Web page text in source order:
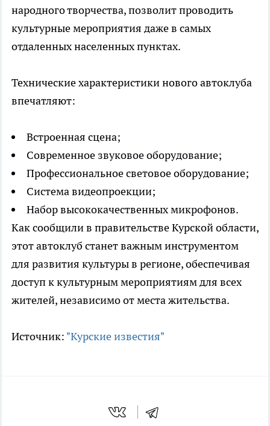
народного творчества, позволит проводить
культурные мероприятия даже в самых
отдаленных населенных пунктах.
Технические характеристики нового автоклуба
впечатляют:
Встроенная сцена;
Современное звуковое оборудование;
Профессиональное световое оборудование;
Система видеопроекции;
Набор высококачественных микрофонов.
Как сообщили в правительстве Курской области,
этот автоклуб станет важным инструментом
для развития культуры в регионе, обеспечивая
доступ к культурным мероприятиям для всех
жителей, независимо от места жительства.
Источник: "Курские известия"